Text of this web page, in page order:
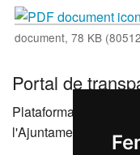
document, 78 KB
Portal de
Plataforma que
l'Ajuntament de Reus